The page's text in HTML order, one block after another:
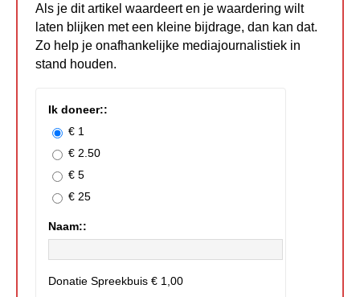
Als je dit artikel waardeert en je waardering wilt
laten blijken met een kleine bijdrage, dan kan dat.
Zo help je onafhankelijke mediajournalistiek in
stand houden.
Ik doneer::
€ 1
€ 2.50
€ 5
€ 25
Naam::
Donatie Spreekbuis € 1,00